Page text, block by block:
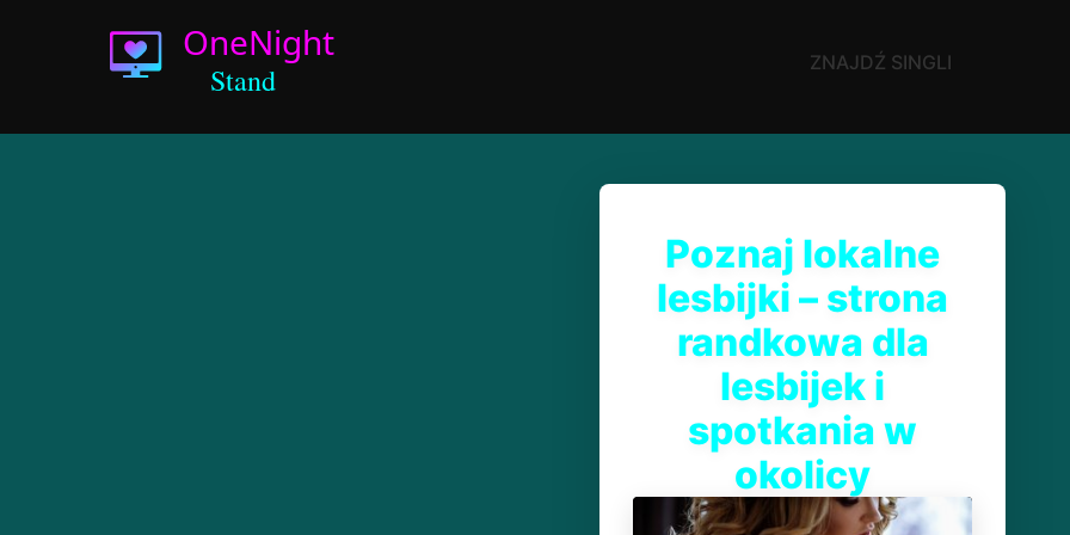
ZNAJDŹ SINGLI
Poznaj lokalne
lesbijki – strona
randkowa dla
lesbijek i
spotkania w
okolicy